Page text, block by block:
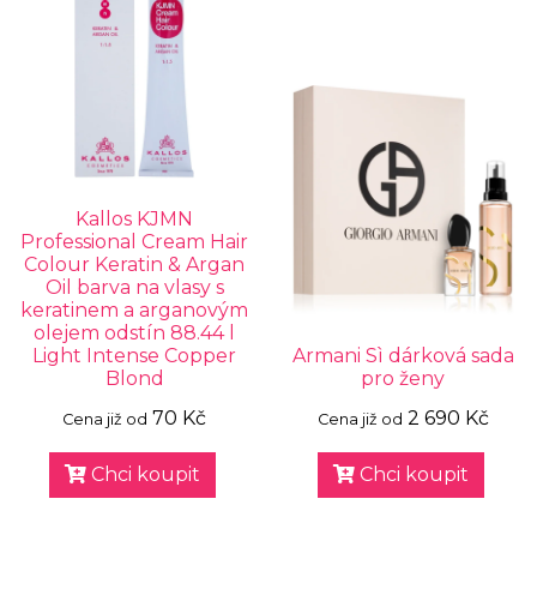
Kallos KJMN
Professional Cream Hair
Colour Keratin & Argan
Oil barva na vlasy s
keratinem a arganovým
olejem odstín 88.44 l
Light Intense Copper
Blond
Cena již od 70 Kč
Chci koupit
Armani Sì dárková sada
pro ženy
Cena již od 2 690 Kč
Chci koupit